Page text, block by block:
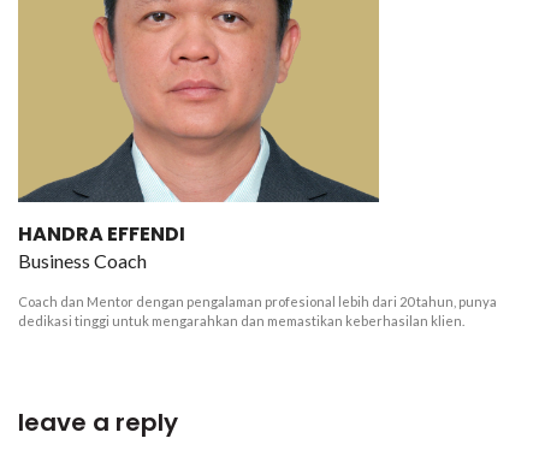
HANDRA EFFENDI
Business Coach
Coach dan Mentor dengan pengalaman profesional lebih dari 20 tahun, punya
dedikasi tinggi untuk mengarahkan dan memastikan keberhasilan klien.
leave a reply